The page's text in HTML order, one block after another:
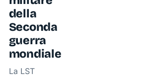
della
Seconda
guerra
mondiale
La LST